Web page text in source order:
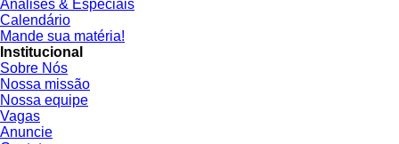
Análises & Especiais
Calendário
Mande sua matéria!
Institucional
Sobre Nós
Nossa missão
Nossa equipe
Vagas
Anuncie